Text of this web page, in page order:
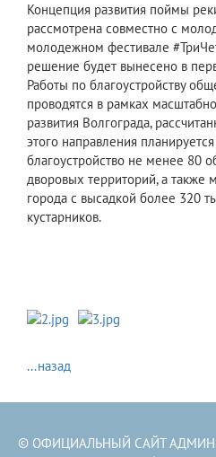
Концепция развития поймы
рассмотрена совместно с
молодежном фестивале
решение будет вынесено в
Работы по благоустройству
проводятся в рамках
развития Волгограда,
этого направления
благоустройство не менее 80
дворовых территорий, а также
города с высадкой более 320
кустарников.
...назад
© ОФИЦИАЛЬНЫЙ САЙТ